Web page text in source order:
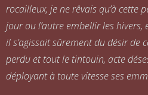
rocailleux, je ne rêvais qu’à cette
jour ou l’autre embellir les
il s’agissait sûrement du désir de
perdu et tout le tintouin, acte
déployant à toute vitesse ses